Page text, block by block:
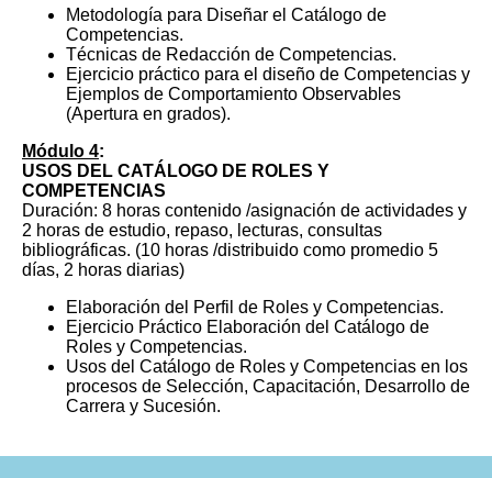
Metodología para Diseñar el Catálogo de
Competencias.
Técnicas de Redacción de Competencias.
Ejercicio práctico para el diseño de Competencias y
Ejemplos de Comportamiento Observables
(Apertura en grados).
Módulo 4:
USOS DEL CATÁLOGO DE ROLES Y
COMPETENCIAS
Duración: 8 horas contenido /asignación de actividades y
2 horas de estudio, repaso, lecturas, consultas
bibliográficas. (10 horas /distribuido como promedio 5
días, 2 horas diarias)
Elaboración del Perfil de Roles y Competencias.
Ejercicio Práctico Elaboración del Catálogo de
Roles y Competencias.
Usos del Catálogo de Roles y Competencias en los
procesos de Selección, Capacitación, Desarrollo de
Carrera y Sucesión.